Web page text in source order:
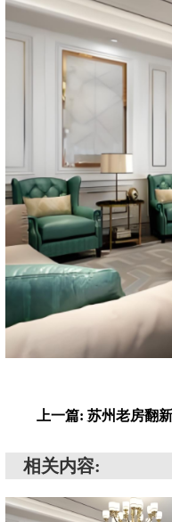
上一篇: 苏州老房翻
相关内容: